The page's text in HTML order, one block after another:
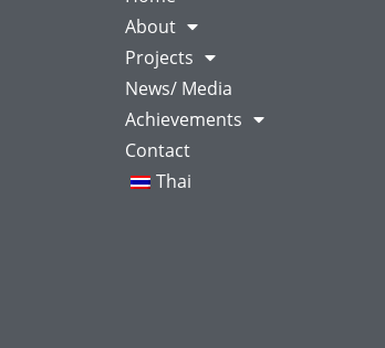
About
Projects
News/ Media
Achievements
Contact
Thai